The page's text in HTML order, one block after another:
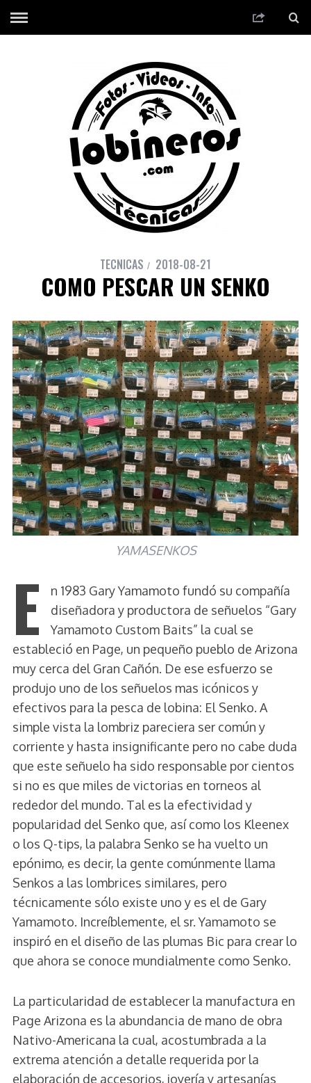
TECNICAS 2018-08-21
COMO PESCAR UN SENKO
YAMASENKOS
E
n 1983 Gary Yamamoto fundó su compañía
diseñadora y productora de señuelos “Gary
Yamamoto Custom Baits” la cual se
estableció en Page, un pequeño pueblo de Arizona
muy cerca del Gran Cañón. De ese esfuerzo se
produjo uno de los señuelos mas icónicos y
efectivos para la pesca de lobina: El Senko. A
simple vista la lombriz pareciera ser común y
corriente y hasta insignificante pero no cabe duda
que este señuelo ha sido responsable por cientos
si no es que miles de victorias en torneos al
rededor del mundo. Tal es la efectividad y
popularidad del Senko que, así como los Kleenex
o los Q-tips, la palabra Senko se ha vuelto un
epónimo, es decir, la gente comúnmente llama
Senkos a las lombrices similares, pero
técnicamente sólo existe uno y es el de Gary
Yamamoto. Increíblemente, el sr. Yamamoto se
inspiró en el diseño de las plumas Bic para crear lo
que ahora se conoce mundialmente como Senko.
La particularidad de establecer la manufactura en
Page Arizona es la abundancia de mano de obra
Nativo-Americana la cual, acostumbrada a la
extrema atención a detalle requerida por la
elaboración de accesorios, joyería y artesanías